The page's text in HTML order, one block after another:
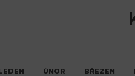
ÚNOR BŘEZEN